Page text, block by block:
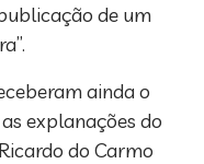
de um
ainda o
explanações do
do Carmo